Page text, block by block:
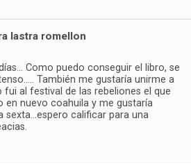
lastra romellon
Como puedo conseguir el libro, se
También me gustaría unirme a
fui al festival de las rebeliones el que
en nuevo coahuila y me gustaría
sexta…espero calificar para una